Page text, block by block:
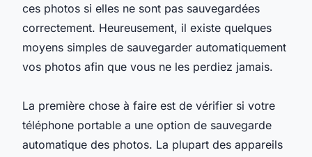
ces photos si elles ne sont pas sauvegardées
correctement. Heureusement, il existe quelques
moyens simples de sauvegarder automatiquement
vos photos afin que vous ne les perdiez jamais.
La première chose à faire est de vérifier si votre
téléphone portable a une option de sauvegarde
automatique des photos. La plupart des appareils